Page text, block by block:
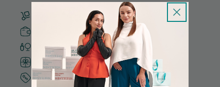
Безкоштовна доставка від 3000 UAH
Безпечні способи оплати
Тільки оригінальна косметика
Система бонусів та лояльності
Кращі ціни та топ товари